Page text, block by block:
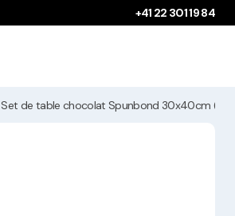
+41 22 301 19 84
Set de table chocolat Spunbond 30x40cm